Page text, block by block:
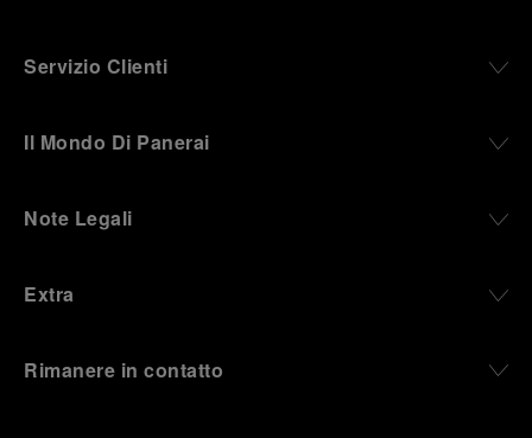
Servizio Clienti
Il Mondo Di Panerai
Note Legali
Extra
Rimanere in contatto